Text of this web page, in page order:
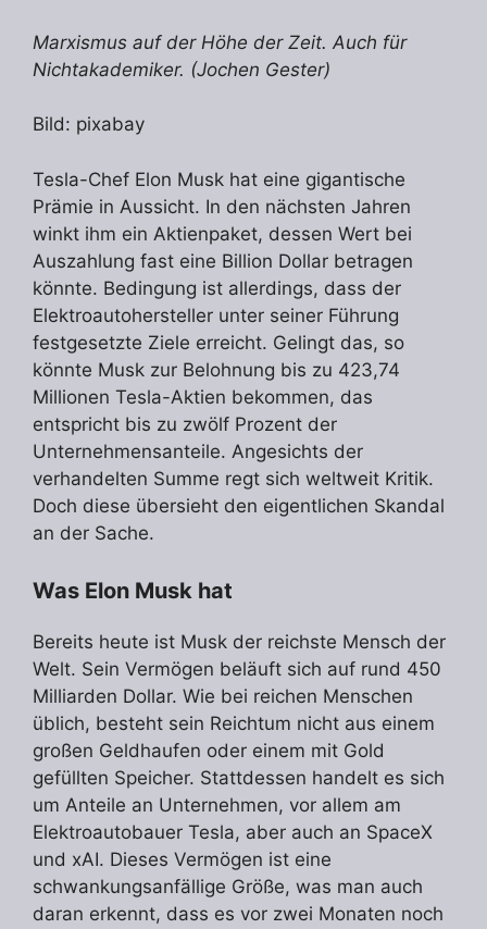
Marxismus auf der Höhe der Zeit. Auch für
Nichtakademiker. (Jochen Gester)
Bild: pixabay
Tesla-Chef Elon Musk hat eine gigantische
Prämie in Aussicht. In den nächsten Jahren
winkt ihm ein Aktienpaket, dessen Wert bei
Auszahlung fast eine Billion Dollar betragen
könnte. Bedingung ist allerdings, dass der
Elektroautohersteller unter seiner Führung
festgesetzte Ziele erreicht. Gelingt das, so
könnte Musk zur Belohnung bis zu 423,74
Millionen Tesla-Aktien bekommen, das
entspricht bis zu zwölf Prozent der
Unternehmensanteile. Angesichts der
verhandelten Summe regt sich weltweit Kritik.
Doch diese übersieht den eigentlichen Skandal
an der Sache.
Was Elon Musk hat
Bereits heute ist Musk der reichste Mensch der
Welt. Sein Vermögen beläuft sich auf rund 450
Milliarden Dollar. Wie bei reichen Menschen
üblich, besteht sein Reichtum nicht aus einem
großen Geldhaufen oder einem mit Gold
gefüllten Speicher. Stattdessen handelt es sich
um Anteile an Unternehmen, vor allem am
Elektroautobauer Tesla, aber auch an SpaceX
und xAI. Dieses Vermögen ist eine
schwankungsanfällige Größe, was man auch
daran erkennt, dass es vor zwei Monaten noch